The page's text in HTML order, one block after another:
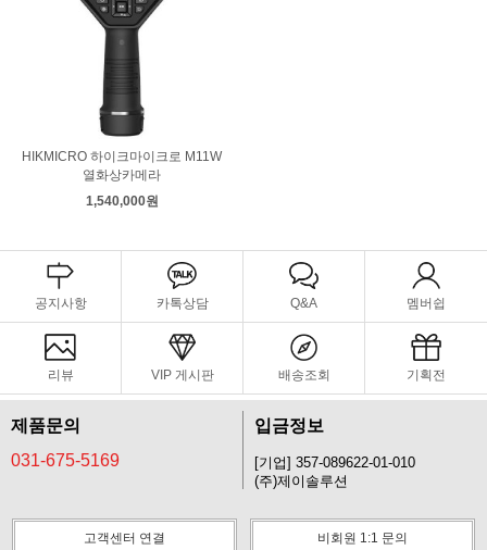
HIKMICRO 하이크마이크로 M11W
열화상카메라
1,540,000원
공지사항 카톡상담 Q&A 멤버쉽
리뷰 VIP 게시판 배송조회 기획전
제품문의
031-675-5169
입금정보
[기업] 357-089622-01-010
(주)제이솔루션
고객센터 연결 비회원 1:1 문의